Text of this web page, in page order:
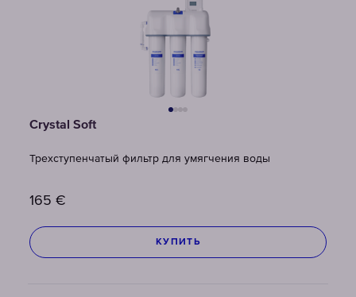
Crystal Soft
Трехступенчатый фильтр для умягчения воды
165 €
КУПИТЬ